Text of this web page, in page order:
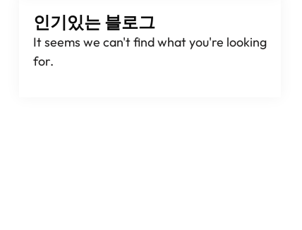
인기있는 블로그
It seems we can't find what you're looking
for.